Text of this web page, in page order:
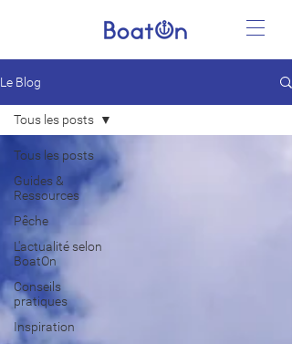
Le Blog
Tous les posts
Guides &
Ressources
Pêche
L'actualité selon
BoatOn
Conseils
pratiques
Inspiration
Tous les posts